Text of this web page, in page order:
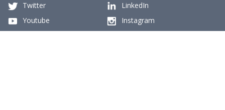
Twitter
LinkedIn
Youtube
Instagram